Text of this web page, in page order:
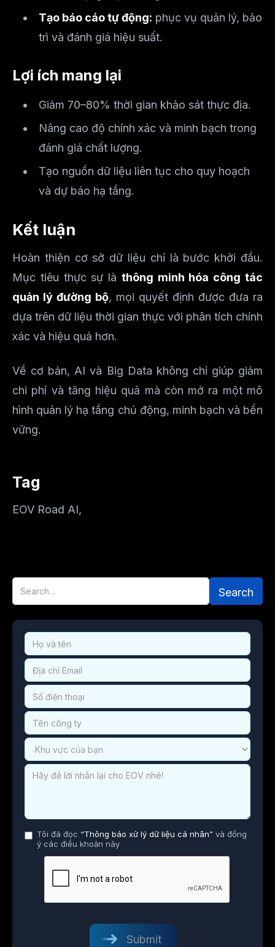
Tạo báo cáo tự động: phục vụ quản lý, bảo
trì và đánh giá hiệu suất.
Lợi ích mang lại
Giảm 70–80% thời gian khảo sát thực địa.
Nâng cao độ chính xác và minh bạch trong
đánh giá chất lượng.
Tạo nguồn dữ liệu liên tục cho quy hoạch
và dự báo hạ tầng.
Kết luận
Hoàn thiện cơ sở dữ liệu chỉ là bước khởi đầu.
Mục tiêu thực sự là thông minh hóa công tác
quản lý đường bộ, mọi quyết định được đưa ra
dựa trên dữ liệu thời gian thực với phân tích chính
xác và hiệu quả hơn.
Về cơ bản, AI và Big Data không chỉ giúp giảm
chi phí và tăng hiệu quả mà còn mở ra một mô
hình quản lý hạ tầng chủ động, minh bạch và bền
vững.
Tag
EOV Road AI,
Tôi đã đọc “Thông báo xử lý dữ liệu cá nhân” và đồng
ý các điều khoản này